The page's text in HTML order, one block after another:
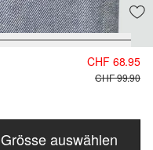
CHF 68.95
CHF 99.90
Grösse auswählen